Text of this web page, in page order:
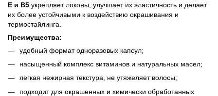
E и B5 укрепляет локоны, улучшает их эластичность и делает
их более устойчивыми к воздействию окрашивания и
термостайлинга.
Преимущества:
удобный формат одноразовых капсул;
насыщенный комплекс витаминов и натуральных масел;
легкая нежирная текстура, не утяжеляет волосы;
подходит для окрашенных и химически обработанных